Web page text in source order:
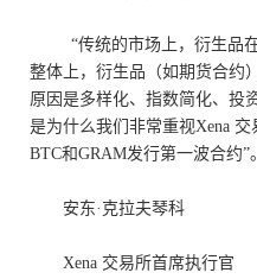
“传统的市场上，衍生品
整体上，衍生品（如期货合约
原因是多样化、指数简化、投
是为什么我们非常重视Xena 交
BTC和GRAM发行第一波合约”。
安东·克拉夫琴科
Xena 交易所首席执行官